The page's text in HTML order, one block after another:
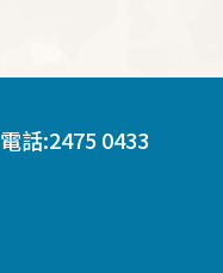
電話:2475 0433